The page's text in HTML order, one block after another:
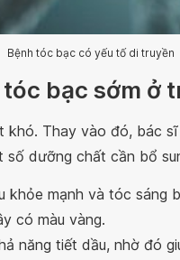
Bệnh tóc bạc có yếu tố di truyền
bạc sớm ở
Thay vào đó, bác
dưỡng chất cần bổ
khỏe mạnh và tóc sáng
có màu vàng.
năng tiết dầu, nhờ đó